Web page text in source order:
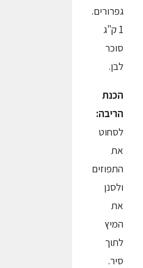
גפרורים.
1 ק"ג
סוכר
לבן.
הכנת
הריבה:
לסחוט
את
התפוזים
ולסנן
את
המיץ
לתוך
סיר.